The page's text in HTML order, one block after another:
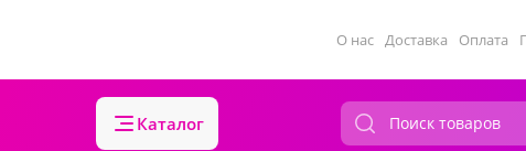
О нас Доставка Оплата
Каталог